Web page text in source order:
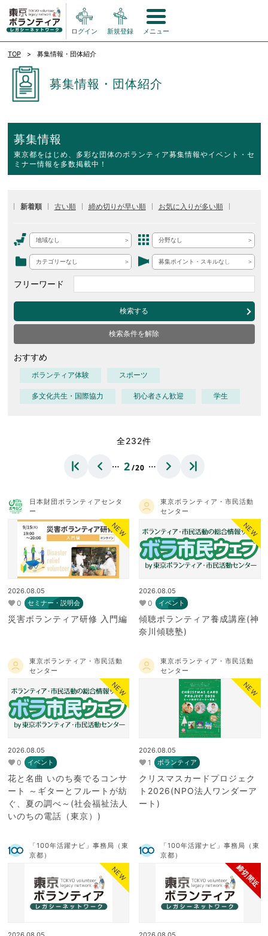
ログイン 新規登録 メニュー
TOP 募集情報・団体紹介
募集情報・団体紹介
募集情報
東京都をはじめ、多彩な団体のボランティア募集情報やイベント・セ
ミナー情報を多数掲載中！
新着順 古い順 締め切りが早い順 お気に入りが多い順
地域なし 分野なし
カテゴリーなし 募集ポイント・スキルなし
フリーワード
検索する
検索条件を解除
おすすめ
ボランティア体験 スポーツ
多文化共生・国際協力 初心者さん歓迎 学生
全232件
… 2/20 …
日本財団ボランティアセンタ
ー
NEW
2026.08.05
0 セミナー・説明会
災害ボランティア研修 入門編
東京ボランティア・市民活動
センター
NEW
2026.08.05
0 イベント
傾聴ボランティア養成講座(神
奈川傾聴塾)
東京ボランティア・市民活動
センター
NEW
2026.08.05
0 イベント
花と名曲 いのち奏でるコンサ
ート ～ギターとフルートが紡
ぐ、夏の調べ～(社会福祉法人
いのちの電話（東京）)
東京ボランティア・市民活動
センター
NEW
2026.08.05
1 ボランティア
クリスマスカードプロジェク
ト2026(NPO法人ワンダーア
ート)
「100年活躍ナビ」事務局（東
京都）
NEW
「100年活躍ナビ」事務局（東
京都）
締切間近